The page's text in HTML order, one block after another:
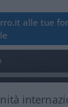
alle tue